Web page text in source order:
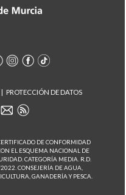
PROTECCIÓN DE DATOS